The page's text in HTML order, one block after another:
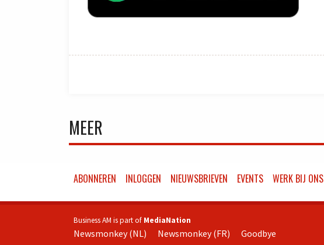
MEER
ABONNEREN INLOGGEN NIEUWSBRIEVEN EVENTS WERK BIJ ONS
Business AM is part of MediaNation
Newsmonkey (NL) Newsmonkey (FR) Goodbye